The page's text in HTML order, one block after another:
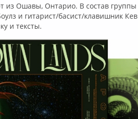
из Ошавы, Онтарио. В состав группы
и гитарист/басист/клавишник
и тексты.